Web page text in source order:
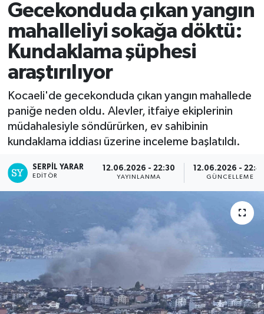
Gecekonduda çıkan yangın
mahalleliyi sokağa döktü:
Kundaklama şüphesi
araştırılıyor
Kocaeli'de gecekonduda çıkan yangın mahallede
paniğe neden oldu. Alevler, itfaiye ekiplerinin
müdahalesiyle söndürürken, ev sahibinin
kundaklama iddiası üzerine inceleme başlatıldı.
SERPİL YARAR
EDITÖR
12.06.2026 - 22:30
YAYINLANMA
12.06.2026 -
GÜNCELLEME